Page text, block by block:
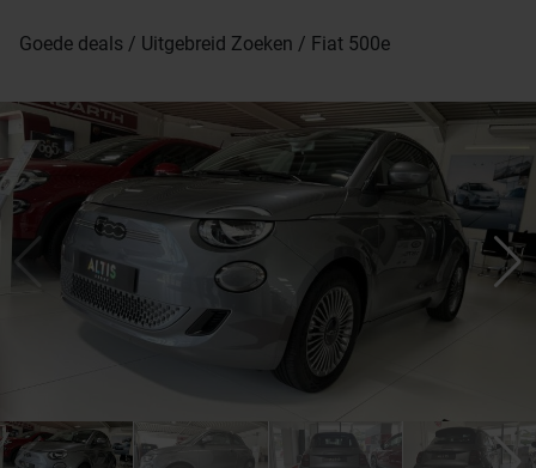
Goede deals Uitgebreid Zoeken Fiat 500e